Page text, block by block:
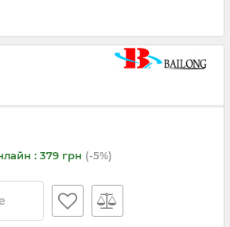
: 379 грн (-5%)